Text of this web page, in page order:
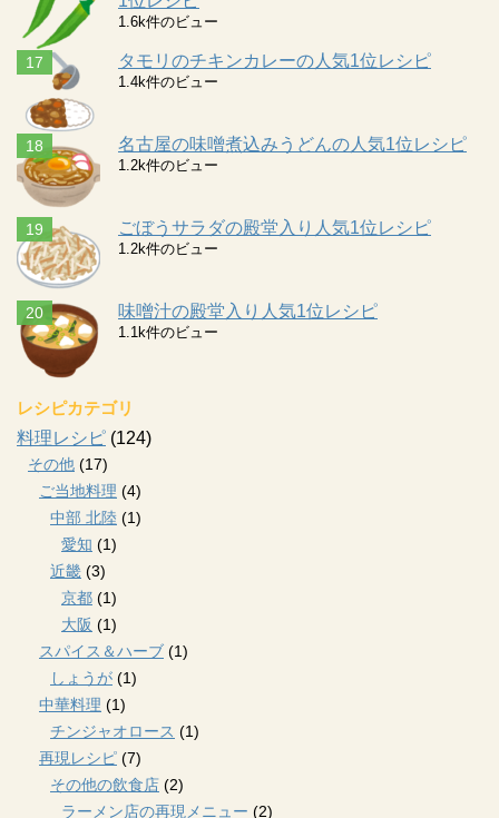
1.6k件のビュー
タモリのチキンカレーの人気1位レシピ
1.4k件のビュー
名古屋の味噌煮込みうどんの人気1位レシピ
1.2k件のビュー
ごぼうサラダの殿堂入り人気1位レシピ
1.2k件のビュー
味噌汁の殿堂入り人気1位レシピ
1.1k件のビュー
レシピカテゴリ
料理レシピ (124)
その他 (17)
ご当地料理 (4)
中部 北陸 (1)
愛知 (1)
近畿 (3)
京都 (1)
大阪 (1)
スパイス＆ハーブ (1)
しょうが (1)
中華料理 (1)
チンジャオロース (1)
再現レシピ (7)
その他の飲食店 (2)
ラーメン店の再現メニュー (2)